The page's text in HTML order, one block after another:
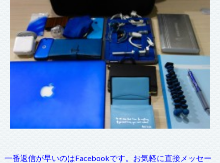
一番返信が早いのはFacebookです。お気軽に直接メッセー